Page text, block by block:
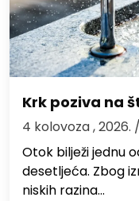
Krk poziva na
4 kolovoza , 2026.
Otok bilježi jednu
desetljeća. Zbog
niskih razina…